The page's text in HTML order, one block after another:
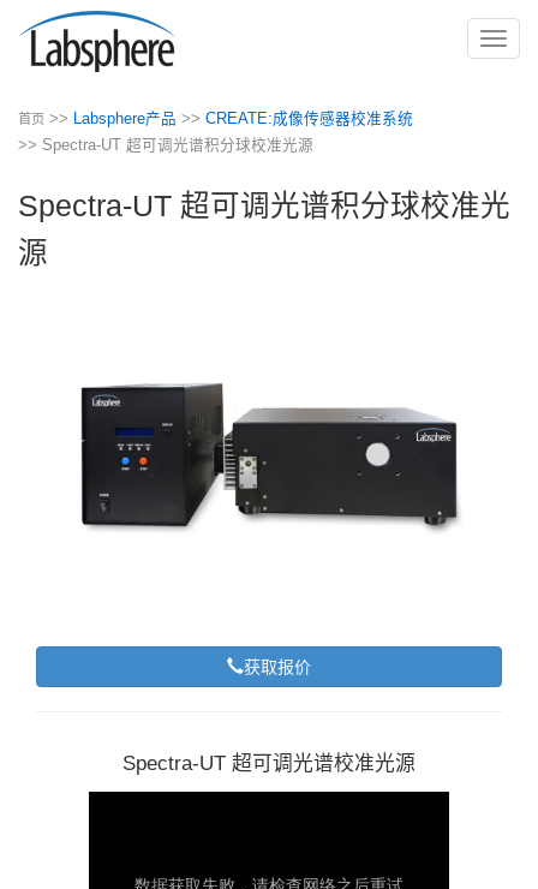
切
首页 >> Labsphere产品 >> CREATE:成像传感器校准系统
>> Spectra-UT 超可调光谱积分球校准光源
Spectra-UT 超可调光谱积分球校准光
源
获取报价
Spectra-UT 超可调光谱校准光源